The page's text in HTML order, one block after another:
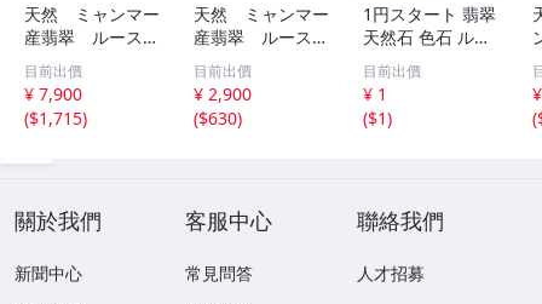
天然 ミャンマー
産翡翠 ルース
瓜 氷のように透
き通る 17ｘ8.5
ｘ2.4ｍｍ 3.5ct
と 17.6ｘ11
目前出價
¥ 7,900
($1,715)
天然 ミャンマー
産翡翠 ルース
18ｘ12.8ｍ
ｍ 40.5ct と
18.4ｘ13.3ｍｍ
43ct 注意事項
目前出價
¥ 2,900
($630)
1円スタート 翡翠
天然石 色石 ルー
ス まとめ 大量 ジ
ュエリー 宝石 総
重量約49.0g ヒス
イ HE0806ろ
目前出價
¥ 1
($1)
(
關於我們
新聞中心
客服中心
常見問答
聯絡我們
人才招募